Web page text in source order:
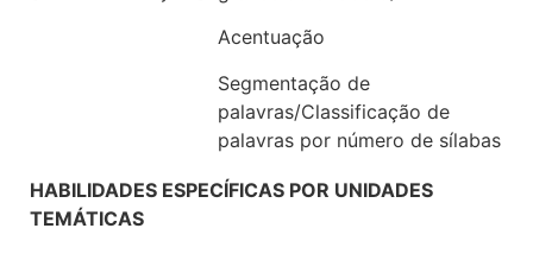
Acentuação
Segmentação de
palavras/Classificação de
palavras por número de sílabas
HABILIDADES ESPECÍFICAS POR UNIDADES
TEMÁTICAS